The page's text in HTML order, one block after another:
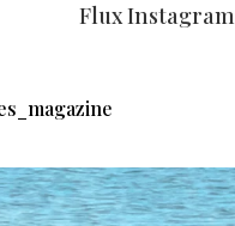
Flux Instagram